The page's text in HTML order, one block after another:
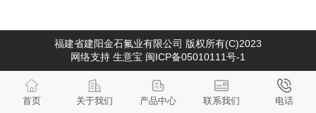
福建省建阳金石氟业有限公司 版权所有(C)2023
网络支持 生意宝 闽ICP备05010111号-1
首页 关于我们 产品中心 联系我们 电话